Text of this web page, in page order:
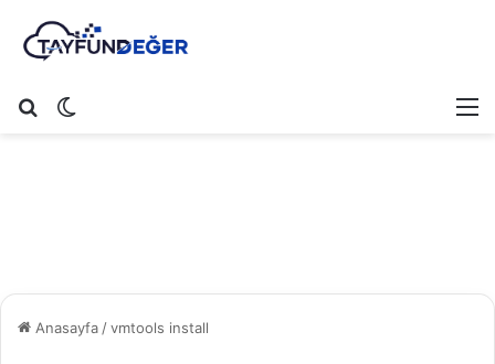
Arama yap ...
Anasayfa/vmtools install